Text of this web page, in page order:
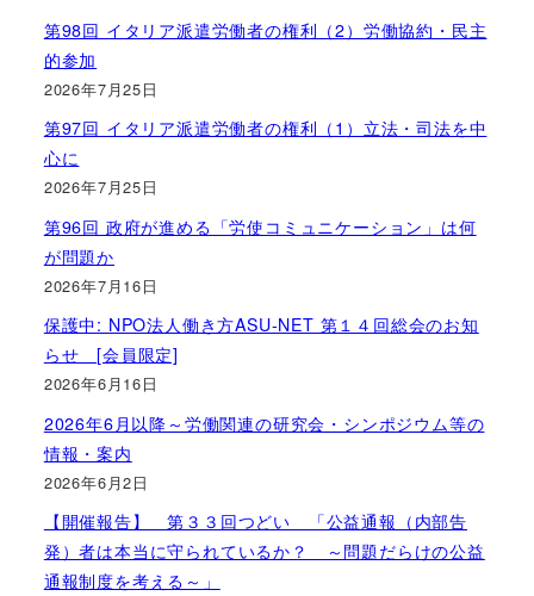
第98回 イタリア派遣労働者の権利（2）労働協約・民主
的参加
2026年7月25日
第97回 イタリア派遣労働者の権利（1）立法・司法を中
心に
2026年7月25日
第96回 政府が進める「労使コミュニケーション」は何
が問題か
2026年7月16日
保護中: NPO法人働き方ASU-NET 第１４回総会のお知
らせ [会員限定]
2026年6月16日
2026年6月以降～労働関連の研究会・シンポジウム等の
情報・案内
2026年6月2日
【開催報告】 第３３回つどい 「公益通報（内部告
発）者は本当に守られているか？ ～問題だらけの公益
通報制度を考える～」